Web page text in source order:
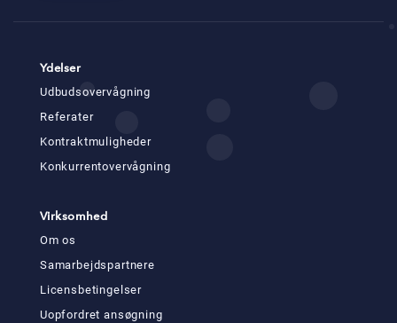
Virksomhed
Om os
Samarbejdspartnere
Licensbetingelser
Uopfordret ansøgning
Ydelser
Udbudsovervågning
Referater
Kontraktmuligheder
Konkurrentovervågning